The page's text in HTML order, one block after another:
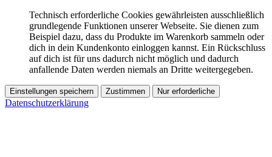
Technisch erforderliche Cookies gewährleisten ausschließlich
grundlegende Funktionen unserer Webseite. Sie dienen zum
Beispiel dazu, dass du Produkte im Warenkorb sammeln oder
dich in dein Kundenkonto einloggen kannst. Ein Rückschluss
auf dich ist für uns dadurch nicht möglich und dadurch
anfallende Daten werden niemals an Dritte weitergegeben.
Einstellungen speichern Zustimmen Nur erforderliche
Datenschutzerklärung